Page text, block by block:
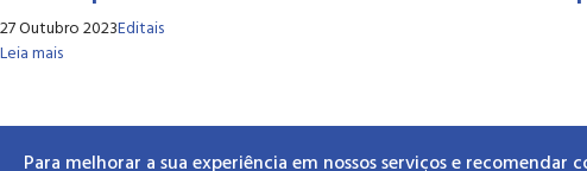
27 Outubro 2023Editais
Leia mais
Para melhorar a sua experiência em nossos serviços e